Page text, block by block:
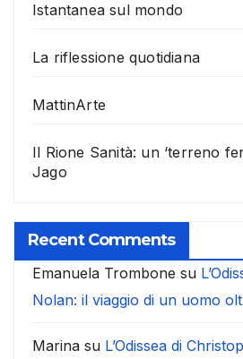
Istantanea sul mondo
La riflessione quotidiana
MattinArte
Il Rione Sanità: un ‘terreno
Jago
Recent Comments
Emanuela Trombone su
Nolan: il viaggio di un uomo
Marina su L’Odissea di